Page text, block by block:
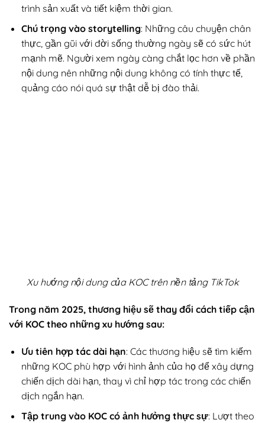
trình sản xuất và tiết kiệm thời gian.
Chú trọng vào storytelling: Những câu chuyện chân
thực, gần gũi với đời sống thường ngày sẽ có sức hút
mạnh mẽ. Người xem ngày càng chắt lọc hơn về phần
nội dung nên những nội dung không có tính thực tế,
quảng cáo nói quá sự thật dễ bị đào thải.
Xu hướng nội dung của KOC trên nền tảng TikTok
Trong năm 2025, thương hiệu sẽ thay đổi cách tiếp cận
với KOC theo những xu hướng sau:
Ưu tiên hợp tác dài hạn: Các thương hiệu sẽ tìm kiếm
những KOC phù hợp với hình ảnh của họ để xây dựng
chiến dịch dài hạn, thay vì chỉ hợp tác trong các chiến
dịch ngắn hạn.
Tập trung vào KOC có ảnh hưởng thực sự: Lượt theo